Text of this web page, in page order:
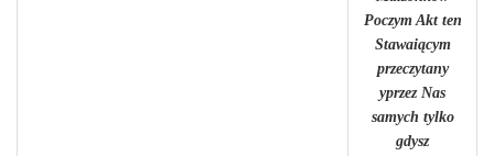
Poczym Akt ten
Stawaiącym
przeczytany
yprzez Nas
samych tylko
gdysz